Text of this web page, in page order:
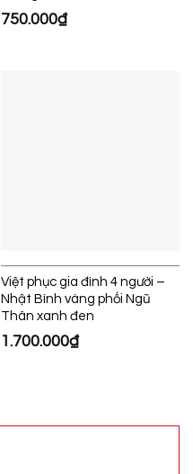
750.000₫
Việt phục gia đình 4 người –
Nhật Bình vàng phối Ngũ
Thân xanh đen
1.700.000₫